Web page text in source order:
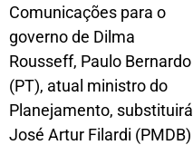
Comunicações para o
governo de Dilma
Rousseff, Paulo Bernardo
(PT), atual ministro do
Planejamento, substituirá
José Artur Filardi (PMDB)